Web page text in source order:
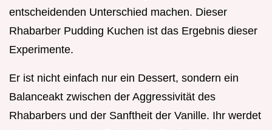
entscheidenden Unterschied machen. Dieser
Rhabarber Pudding Kuchen ist das Ergebnis dieser
Experimente.
Er ist nicht einfach nur ein Dessert, sondern ein
Balanceakt zwischen der Aggressivität des
Rhabarbers und der Sanftheit der Vanille. Ihr werdet